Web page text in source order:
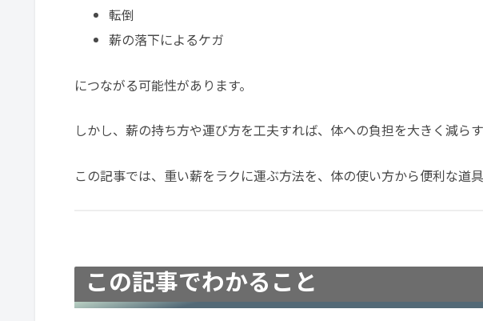
転倒
薪の落下によるケガ
につながる可能性があります。
しかし、薪の持ち方や運び方を工夫すれば、体への負担を大きく減らす
この記事では、重い薪をラクに運ぶ方法を、体の使い方から便利な道
この記事でわかること